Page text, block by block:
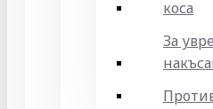
коса
За